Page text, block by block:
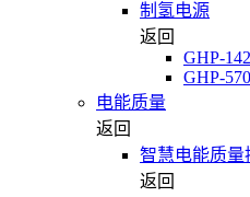
制氢电源
返回
GHP-
GHP-
电能质量
返回
智慧电能质量
返回